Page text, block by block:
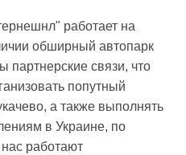
работает на
обширный автопарк
партнерские связи, что
попутный
а также выполнять
в Украине, по
работают